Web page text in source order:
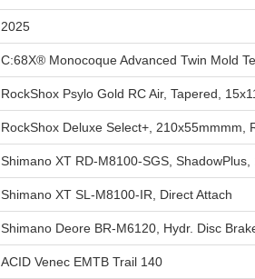
2025
C:68X® Monocoque Advanced Twin Mold
RockShox Psylo Gold RC Air, Tapered,
RockShox Deluxe Select+,
Shimano XT RD-M8100-SGS,
Shimano XT SL-M8100-IR, Direct Attach
Shimano Deore BR-M6120, Hydr. Disc
ACID Venec EMTB Trail 140